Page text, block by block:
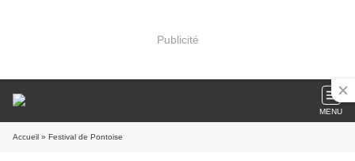
Publicité
MENU
Accueil » Festival de Pontoise